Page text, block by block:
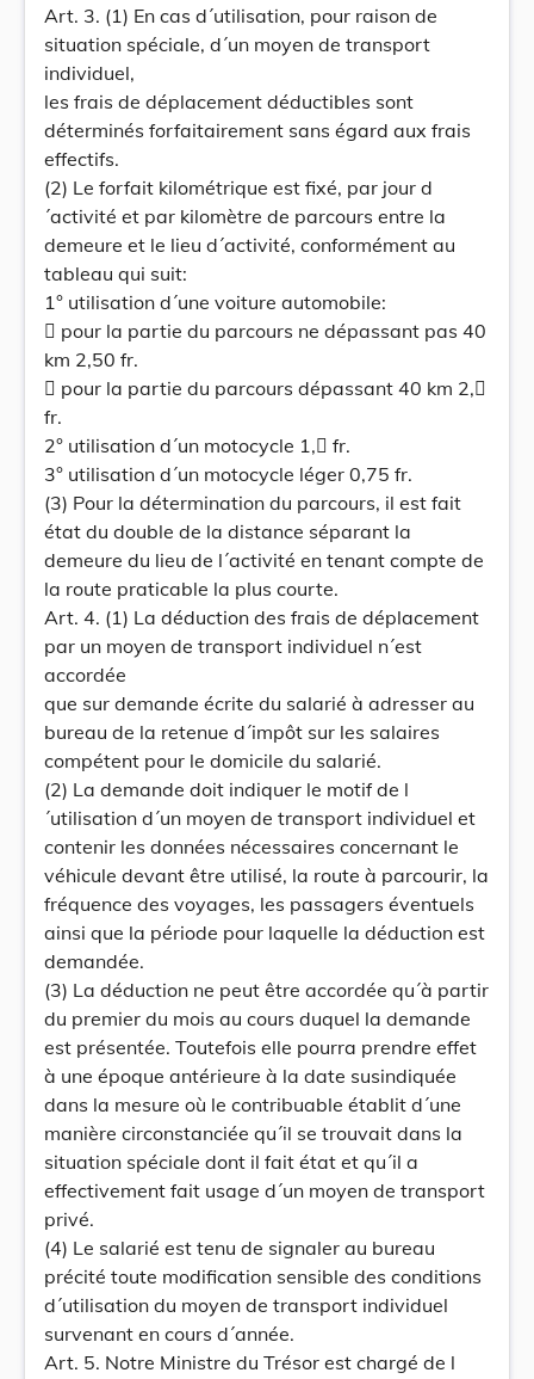
Art. 3. (1) En cas d´utilisation, pour raison de
situation spéciale, d´un moyen de transport
individuel,
les frais de déplacement déductibles sont
déterminés forfaitairement sans égard aux frais
effectifs.
(2) Le forfait kilométrique est fixé, par jour d
´activité et par kilomètre de parcours entre la
demeure et le lieu d´activité, conformément au
tableau qui suit:
1° utilisation d´une voiture automobile:
 pour la partie du parcours ne dépassant pas 40
km 2,50 fr.
 pour la partie du parcours dépassant 40 km 2,
fr.
2° utilisation d´un motocycle 1, fr.
3° utilisation d´un motocycle léger 0,75 fr.
(3) Pour la détermination du parcours, il est fait
état du double de la distance séparant la
demeure du lieu de l´activité en tenant compte de
la route praticable la plus courte.
Art. 4. (1) La déduction des frais de déplacement
par un moyen de transport individuel n´est
accordée
que sur demande écrite du salarié à adresser au
bureau de la retenue d´impôt sur les salaires
compétent pour le domicile du salarié.
(2) La demande doit indiquer le motif de l
´utilisation d´un moyen de transport individuel et
contenir les données nécessaires concernant le
véhicule devant être utilisé, la route à parcourir, la
fréquence des voyages, les passagers éventuels
ainsi que la période pour laquelle la déduction est
demandée.
(3) La déduction ne peut être accordée qu´à partir
du premier du mois au cours duquel la demande
est présentée. Toutefois elle pourra prendre effet
à une époque antérieure à la date susindiquée
dans la mesure où le contribuable établit d´une
manière circonstanciée qu´il se trouvait dans la
situation spéciale dont il fait état et qu´il a
effectivement fait usage d´un moyen de transport
privé.
(4) Le salarié est tenu de signaler au bureau
précité toute modification sensible des conditions
d´utilisation du moyen de transport individuel
survenant en cours d´année.
Art. 5. Notre Ministre du Trésor est chargé de l